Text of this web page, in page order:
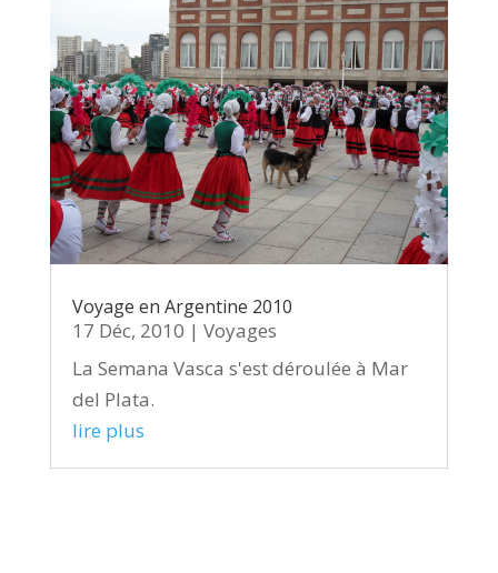
Voyage en Argentine 2010
17 Déc, 2010 | Voyages
La Semana Vasca s'est déroulée à Mar
del Plata.
lire plus